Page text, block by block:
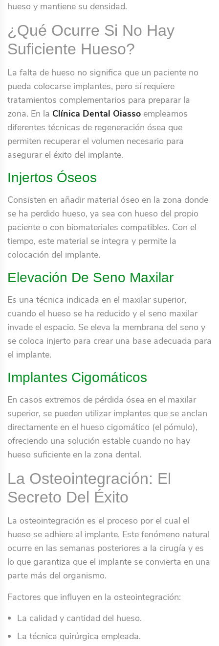
hueso y mantiene su densidad.
¿Qué Ocurre Si No Hay
Suficiente Hueso?
La falta de hueso no significa que un paciente no
pueda colocarse implantes, pero sí requiere
tratamientos complementarios para preparar la
zona. En la Clínica Dental Oiasso empleamos
diferentes técnicas de regeneración ósea que
permiten recuperar el volumen necesario para
asegurar el éxito del implante.
Injertos Óseos
Consisten en añadir material óseo en la zona donde
se ha perdido hueso, ya sea con hueso del propio
paciente o con biomateriales compatibles. Con el
tiempo, este material se integra y permite la
colocación del implante.
Elevación De Seno Maxilar
Es una técnica indicada en el maxilar superior,
cuando el hueso se ha reducido y el seno maxilar
invade el espacio. Se eleva la membrana del seno y
se coloca injerto para crear una base adecuada para
el implante.
Implantes Cigomáticos
En casos extremos de pérdida ósea en el maxilar
superior, se pueden utilizar implantes que se anclan
directamente en el hueso cigomático (el pómulo),
ofreciendo una solución estable cuando no hay
hueso suficiente en la zona dental.
La Osteointegración: El
Secreto Del Éxito
La osteointegración es el proceso por el cual el
hueso se adhiere al implante. Este fenómeno natural
ocurre en las semanas posteriores a la cirugía y es
lo que garantiza que el implante se convierta en una
parte más del organismo.
Factores que influyen en la osteointegración:
La calidad y cantidad del hueso.
La técnica quirúrgica empleada.